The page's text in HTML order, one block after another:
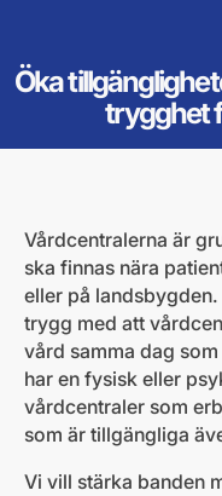
Öka
trygghet
Vårdcentralerna är
ska finnas nära
eller på
trygg med att
vård samma dag
har en fysisk eller
vårdcentraler som
som är tillgängliga
Vi vill stärka banden